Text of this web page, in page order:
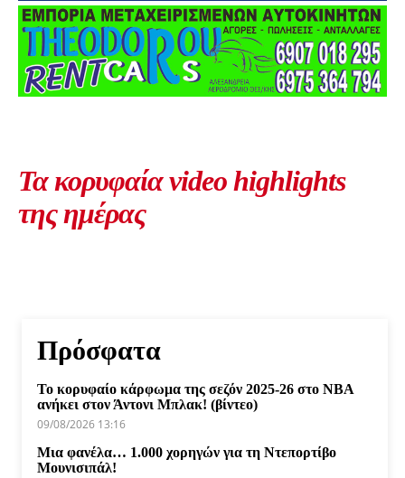
Τα κορυφαία video highlights
της ημέρας
Πρόσφατα
Το κορυφαίο κάρφωμα της σεζόν 2025-26 στο NBA
ανήκει στον Άντονι Μπλακ! (βίντεο)
09/08/2026 13:16
Μια φανέλα… 1.000 χορηγών για τη Ντεπορτίβο
Μουνισιπάλ!